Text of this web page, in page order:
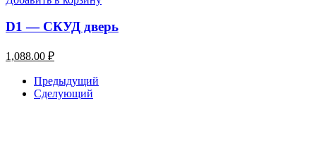
D1 — СКУД дверь
1,088.00 ₽
Предыдущий
Сделующий